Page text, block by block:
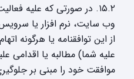
۱۵.۲. در صورتی که علیه
وب سایت، نرم افزار یا
از این توافقنامه یا هرگونه
علیه شما) مطالبه یا اقدامی
موافقت خود را مبنی بر